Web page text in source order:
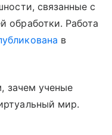
связанные с
обработки. Работа
в
зачем ученые
мир.